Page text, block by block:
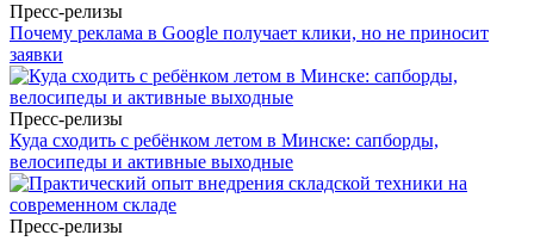
Пресс-релизы
Почему реклама в Google получает клики, но не приносит
заявки
Пресс-релизы
Куда сходить с ребёнком летом в Минске: сапборды,
велосипеды и активные выходные
Пресс-релизы